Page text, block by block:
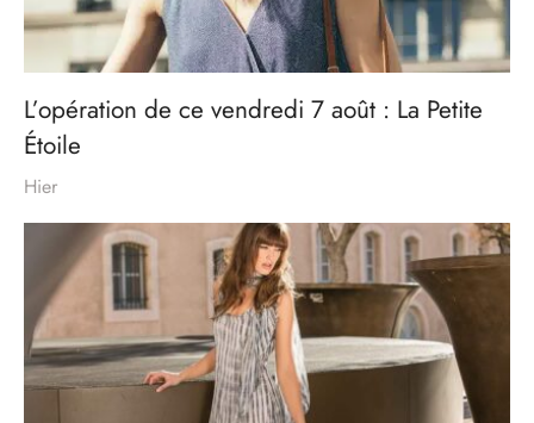
L’opération de ce vendredi 7 août : La Petite
Étoile
Hier